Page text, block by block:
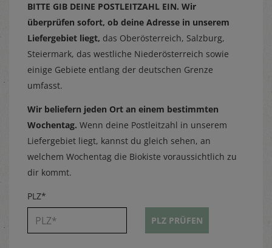
BITTE GIB DEINE POSTLEITZAHL EIN. Wir
überprüfen sofort, ob deine Adresse in unserem
Liefergebiet liegt, das Oberösterreich, Salzburg,
Steiermark, das westliche Niederösterreich sowie
einige Gebiete entlang der deutschen Grenze
umfasst.
Wir beliefern jeden Ort an einem bestimmten
Wochentag. Wenn deine Postleitzahl in unserem
Liefergebiet liegt, kannst du gleich sehen, an
welchem Wochentag die Biokiste voraussichtlich zu
dir kommt.
PLZ*
PLZ PRÜFEN